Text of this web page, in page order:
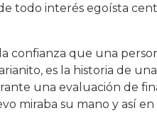
todo interés egoísta
confianza que una
es la historia de
una evaluación de
miraba su mano y así en